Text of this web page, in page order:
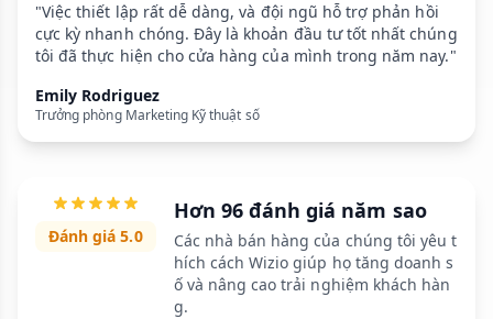
"Việc thiết lập rất dễ dàng, và đội ngũ hỗ trợ phản hồi
cực kỳ nhanh chóng. Đây là khoản đầu tư tốt nhất chúng
tôi đã thực hiện cho cửa hàng của mình trong năm nay."
Emily Rodriguez
Trưởng phòng Marketing Kỹ thuật số
Đánh giá 5.0
Hơn 96 đánh giá năm sao
Các nhà bán hàng của chúng tôi yêu t
hích cách Wizio giúp họ tăng doanh s
ố và nâng cao trải nghiệm khách hàn
g.